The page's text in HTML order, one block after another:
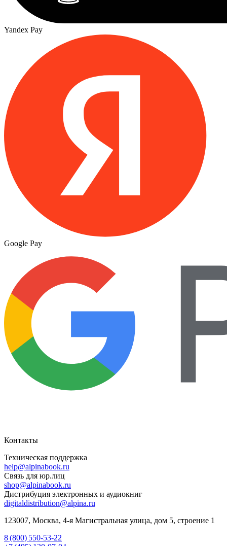
Yandex Pay
Google Pay
Контакты
Техническая поддержка
help@alpinabook.ru
Связь для юр.лиц
shop@alpinabook.ru
Дистрибуция электронных и аудиокниг
digitaldistribution@alpina.ru
123007, Москва, 4-я Магистральная улица, дом 5, строение 1
8 (800) 550-53-22